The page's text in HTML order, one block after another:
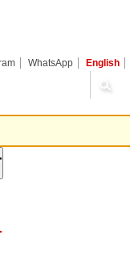
WhatsApp English